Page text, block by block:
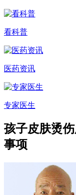
看科普
医药资讯
专家医生
孩子皮肤烫
事项